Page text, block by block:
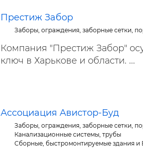
Престиж Забор
Заборы, ограждения, заборные сетки,
Компания "Престиж Забор"
ключ в Харькове и области. ...
Ассоциация Авистор-Буд
Заборы, ограждения, заборные сетки,
Канализационные системы, трубы
Сборные, быстромонтируемые здания и